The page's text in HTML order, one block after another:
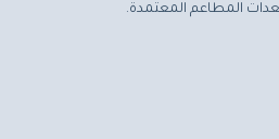
المطاعم المعتمدة.